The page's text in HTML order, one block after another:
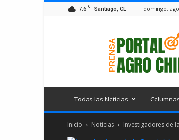
7.6 C Santiago, CL domingo,
Todas las Noticias
Inicio Noticias Investigadores de